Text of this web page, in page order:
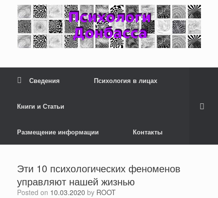
Сведения Психология в лицах
Книги и Статьи
Размещение информации Контакты
Эти 10 психологических феноменов
управляют нашей жизнью
Posted on 10.03.2020 by ROOT